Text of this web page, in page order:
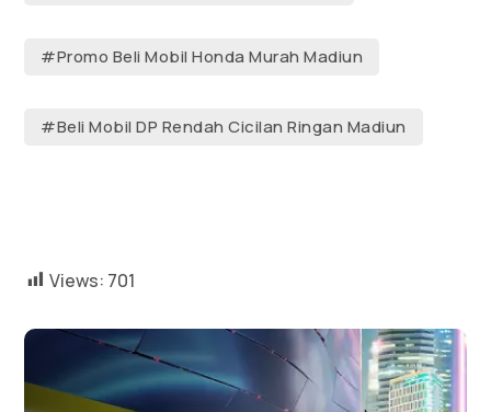
#Promo Beli Mobil Honda Murah Madiun
#Beli Mobil DP Rendah Cicilan Ringan Madiun
Views: 701